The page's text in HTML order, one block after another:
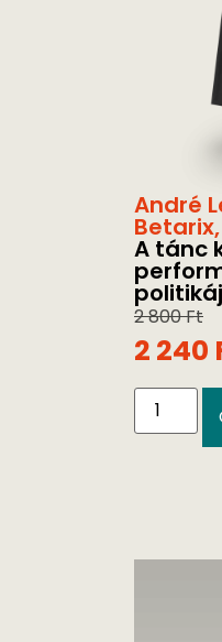
André
Betarix,
A tánc
2 800Ft
2 240